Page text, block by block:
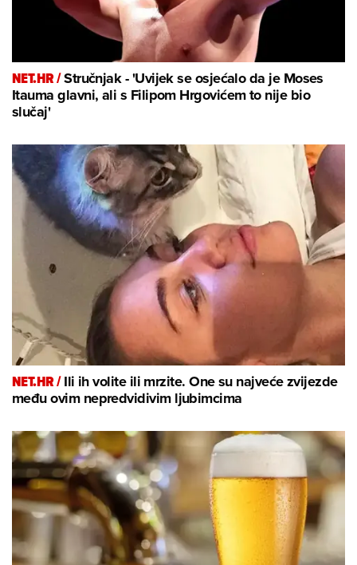
NET.HR /Stručnjak - 'Uvijek se osjećalo da je Moses
Itauma glavni, ali s Filipom Hrgovićem to nije bio
slučaj'
NET.HR /Ili ih volite ili mrzite. One su najveće zvijezde
među ovim nepredvidivim ljubimcima